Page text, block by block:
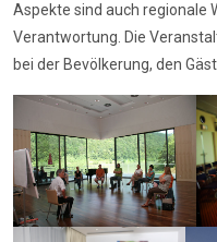
Aspekte sind auch regionale
Verantwortung. Die
bei der Bevölkerung, den